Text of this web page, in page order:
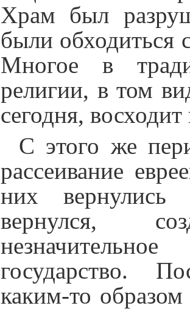
Храм был
были обходиться
Многое в
религии, в том
сегодня,
С этого же
рассеивание
них
вернулся,
государство.
каким-то